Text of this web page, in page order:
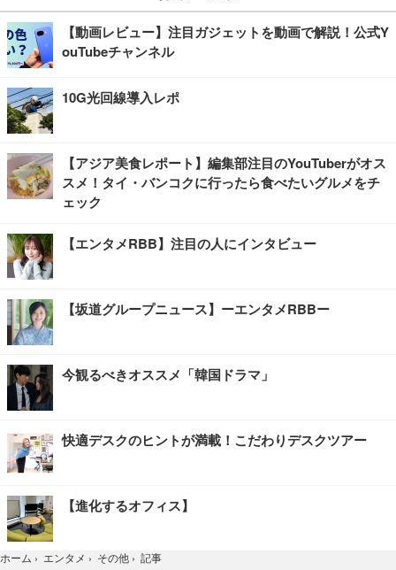
【動画レビュー】注目ガジェットを動画で解説！公式Y
ouTubeチャンネル
10G光回線導入レポ
【アジア美食レポート】編集部注目のYouTuberがオス
スメ！タイ・バンコクに行ったら食べたいグルメをチ
ェック
【エンタメRBB】注目の人にインタビュー
【坂道グループニュース】ーエンタメRBBー
今観るべきオススメ「韓国ドラマ」
快適デスクのヒントが満載！こだわりデスクツアー
【進化するオフィス】
ホーム › エンタメ › その他 › 記事